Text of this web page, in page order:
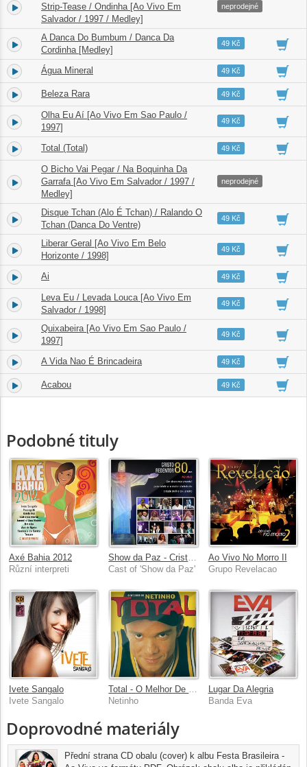
9.
Strip-Tease / Ondinha [Ao Vivo Em
Salvador / 1997 / Medley]
05:31
neprodejné
10.
A Danca Do Bumbum / Danca Da
Cordinha [Medley]
04:1349 Kč
11. Água Mineral 01:2249 Kč
12. Beleza Rara 03:5549 Kč
13.
Olha Eu Aí [Ao Vivo Em Sao Paulo /
1997]
02:3349 Kč
14. Total (Total) 02:4349 Kč
15.
O Bicho Vai Pegar / Na Boquinha Da
Garrafa [Ao Vivo Em Salvador / 1997 /
Medley]
02:55
neprodejné
16.
Disque Tchan (Alo É Tchan) / Ralando O
Tchan (Danca Do Ventre)
04:3849 Kč
17.
Liberar Geral [Ao Vivo Em Belo
Horizonte / 1998]
03:0249 Kč
18. Ai 02:4949 Kč
19.
Leva Eu / Levada Louca [Ao Vivo Em
Salvador / 1998]
04:4849 Kč
20.
Quixabeira [Ao Vivo Em Sao Paulo /
1997]
05:0049 Kč
21. A Vida Nao É Brincadeira 03:5649 Kč
22. Acabou 07:0249 Kč
Podobné tituly
Axé Bahia 2012
Různí interpreti
Cast of 'Show da Paz'
Ao Vivo No Morro II
Grupo Revelacao
Ivete Sangalo
Ivete Sangalo
Total - O Melhor De Netinho
Netinho
Lugar Da Alegria
Banda Eva
Doprovodné materiály
Přední strana CD obalu (cover) k albu Festa Brasileira -